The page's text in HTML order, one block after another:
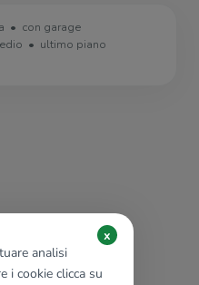
con garage
ultimo piano
analisi
i cookie clicca su
x